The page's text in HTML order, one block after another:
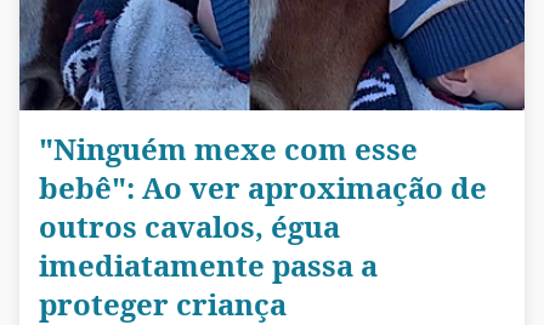
"Ninguém mexe com esse
bebê": Ao ver aproximação de
outros cavalos, égua
imediatamente passa a
proteger criança